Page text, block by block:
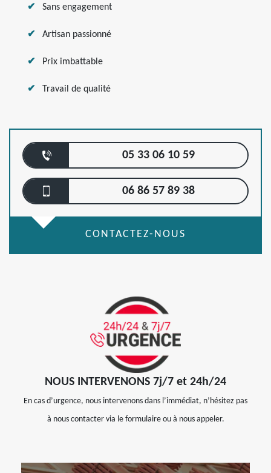
Sans engagement
Artisan passionné
Prix imbattable
Travail de qualité
05 33 06 10 59
06 86 57 89 38
CONTACTEZ-NOUS
NOUS INTERVENONS 7j/7 et 24h/24
En cas d’urgence, nous intervenons dans l’immédiat, n’hésitez pas
à nous contacter via le formulaire ou à nous appeler.